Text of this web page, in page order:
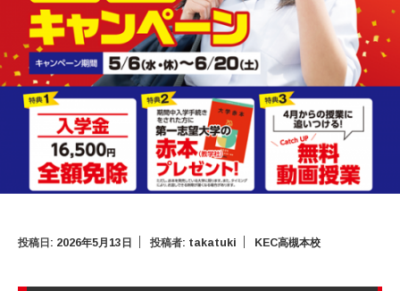
投稿日: 2026年5月13日 投稿者: takatuki KEC高槻本校